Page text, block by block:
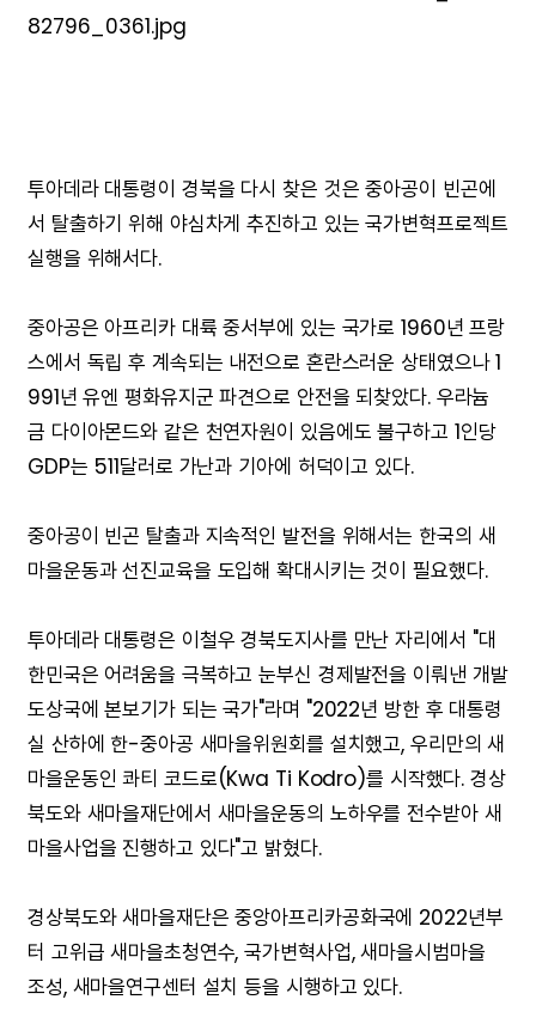
투아데라 대통령이 경북을 다시 찾은 것은 중아공이 빈곤에
서 탈출하기 위해 야심차게 추진하고 있는 국가변혁프로젝트
실행을 위해서다.
중아공은 아프리카 대륙 중서부에 있는 국가로 1960년 프랑
스에서 독립 후 계속되는 내전으로 혼란스러운 상태였으나 1
991년 유엔 평화유지군 파견으로 안전을 되찾았다. 우라늄
금 다이아몬드와 같은 천연자원이 있음에도 불구하고 1인당
GDP는 511달러로 가난과 기아에 허덕이고 있다.
중아공이 빈곤 탈출과 지속적인 발전을 위해서는 한국의 새
마을운동과 선진교육을 도입해 확대시키는 것이 필요했다.
투아데라 대통령은 이철우 경북도지사를 만난 자리에서 "대
한민국은 어려움을 극복하고 눈부신 경제발전을 이뤄낸 개발
도상국에 본보기가 되는 국가"라며 "2022년 방한 후 대통령
실 산하에 한-중아공 새마을위원회를 설치했고, 우리만의 새
마을운동인 콰티 코드로(Kwa Ti Kodro)를 시작했다. 경상
북도와 새마을재단에서 새마을운동의 노하우를 전수받아 새
마을사업을 진행하고 있다"고 밝혔다.
경상북도와 새마을재단은 중앙아프리카공화국에 2022년부
터 고위급 새마을초청연수, 국가변혁사업, 새마을시범마을
조성, 새마을연구센터 설치 등을 시행하고 있다.